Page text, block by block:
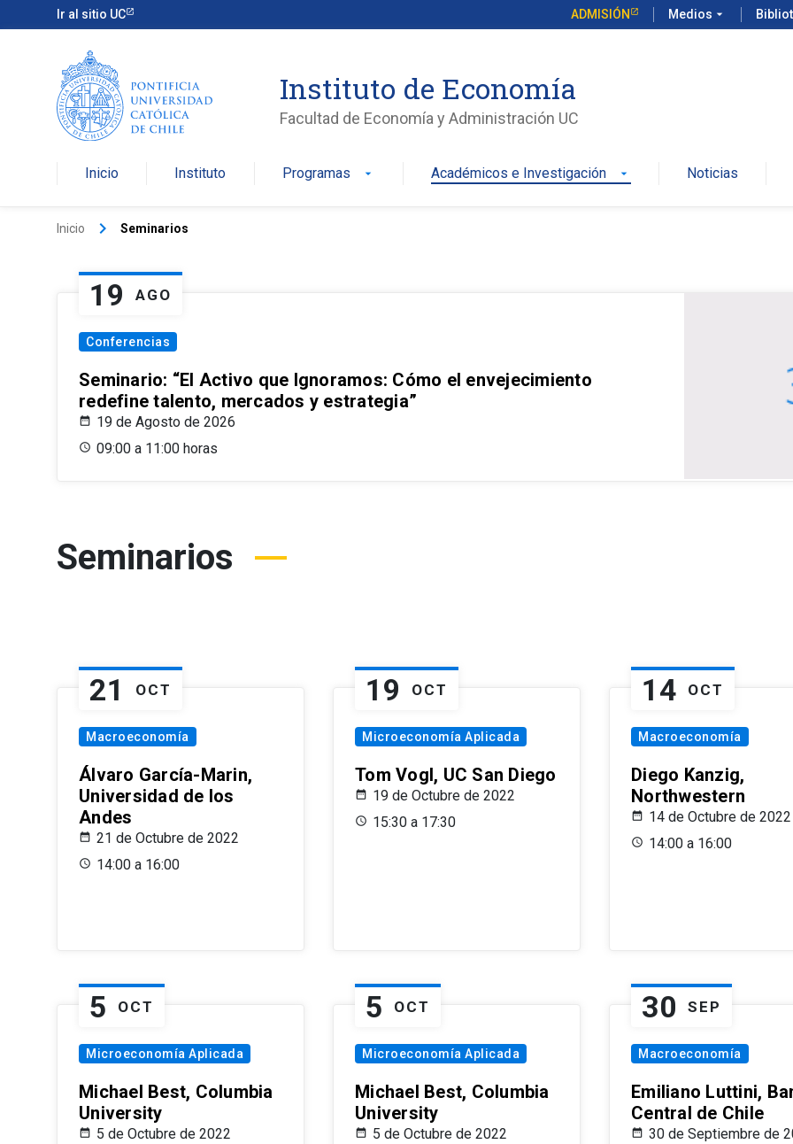
Ir al sitio UC ADMISIÓN Medios arrow_drop_down
Instituto de Economía
Facultad de Economía y Administración UC
Inicio Instituto Programas arrow_drop_down Académicos e Investigación arrow_drop_down Noticias
Inicio keyboard_arrow_right Seminarios
19 AGO
Conferencias
Seminario: “El Activo que Ignoramos: Cómo el envejecimiento
redefine talento, mercados y estrategia”
19 de Agosto de 2026
09:00 a 11:00 horas
Seminarios
21 OCT
Macroeconomía
Álvaro García-Marin,
Universidad de los
Andes
21 de Octubre de 2022
14:00 a 16:00
19 OCT
Microeconomía Aplicada
Tom Vogl, UC San Diego
19 de Octubre de 2022
15:30 a 17:30
14 OCT
Macroeconomía
Diego Kanzig,
Northwestern
14 de Octubre de 2022
14:00 a 16:00
5 OCT
Microeconomía Aplicada
Michael Best, Columbia
University
5 de Octubre de 2022
5 OCT
Microeconomía Aplicada
Michael Best, Columbia
University
5 de Octubre de 2022
30 SEP
Macroeconomía
Emiliano Luttini,
Central de Chile
30 de Septiembre de